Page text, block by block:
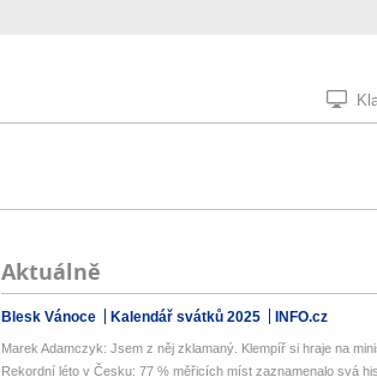
Aktuálně
Blesk Vánoce Kalendář svátků 2025 INFO.cz
Marek Adamczyk: Jsem z něj zklamaný. Klempíř si hraje na
Rekordní léto v Česku: 77 % měřicích míst zaznamenalo svá